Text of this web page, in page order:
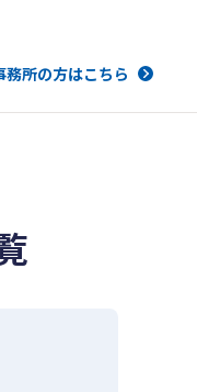
務所の方はこちら